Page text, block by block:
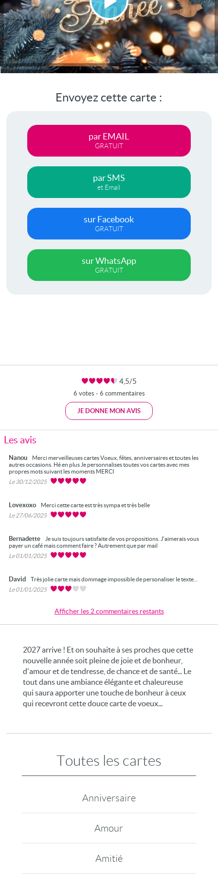
Lire
la
vidéo
Envoyez cette carte :
par EMAIL
GRATUIT
par SMS
et Email
sur Facebook
GRATUIT
sur WhatsApp
GRATUIT
4,5/5
6 votes - 6 commentaires
JE DONNE MON AVIS
Les avis
Nanou
Merci merveilleuses cartes Voeux, fêtes, anniversaires et toutes les
autres occasions. Hé en plus Je personnalises toutes vos cartes avec mes
propres mots suivant les moments MERCI
Le 30/12/2025
Lovexoxo
Merci cette carte est très sympa et très belle
Le 27/06/2025
Bernadette
Je suis toujours satisfaite de vos propositions. J'aimerais vous
payer un café mais comment faire ? Autrement que par mail
Le 01/01/2025
David
Très jolie carte mais dommage impossible de personaliser le texte...
Le 01/01/2025
Afficher les 2 commentaires restants
2027 arrive ! Et on souhaite à ses proches que cette
nouvelle année soit pleine de joie et de bonheur,
d'amour et de tendresse, de chance et de santé... Le
tout dans une ambiance élégante et chaleureuse
qui saura apporter une touche de bonheur à ceux
qui recevront cette douce carte de voeux...
Toutes les cartes
Anniversaire
Amour
Amitié